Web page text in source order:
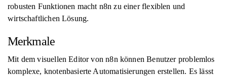
robusten Funktionen macht n8n zu einer flexiblen und
wirtschaftlichen Lösung.
Merkmale
Mit dem visuellen Editor von n8n können Benutzer problemlos
komplexe, knotenbasierte Automatisierungen erstellen. Es lässt